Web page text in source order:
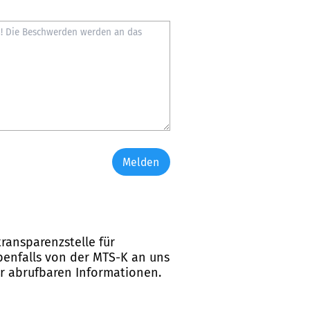
Melden
für
von der MTS-K an uns
abrufbaren Informationen.